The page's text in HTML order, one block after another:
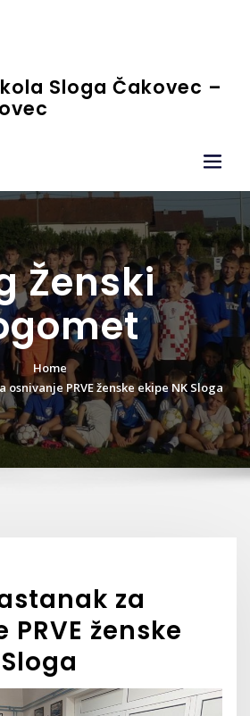
Sloga Čakovec –
Ženski
Home
osnivanje PRVE ženske ekipe NK Sloga
za
ženske